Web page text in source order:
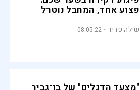
פצוע אחד, המחבל נוטרל
שילה פריד 08.05.22